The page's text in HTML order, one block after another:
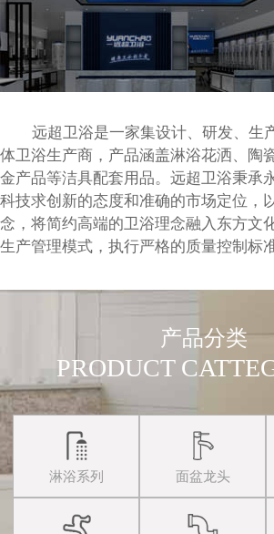
远超卫浴是一家集设计、研发、生
体卫浴生产商，产品涵盖淋浴花洒、陶
金产品等洁具配套用品。远超卫浴秉承
科技求创新的态度和准确的市场定位，
念，将简约高端的卫浴理念融入东方文
生产管理模式，执行严格的质量控制标
产品分类
PRODUCT
淋浴系列 面盆龙头